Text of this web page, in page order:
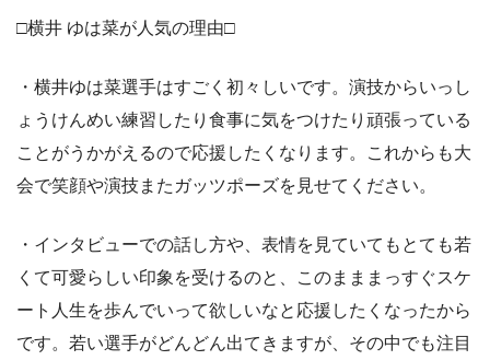
□横井 ゆは菜が人気の理由□
・横井ゆは菜選手はすごく初々しいです。演技からいっし
ょうけんめい練習したり食事に気をつけたり頑張っている
ことがうかがえるので応援したくなります。これからも大
会で笑顔や演技またガッツポーズを見せてください。
・インタビューでの話し方や、表情を見ていてもとても若
くて可愛らしい印象を受けるのと、このまままっすぐスケ
ート人生を歩んでいって欲しいなと応援したくなったから
です。若い選手がどんどん出てきますが、その中でも注目